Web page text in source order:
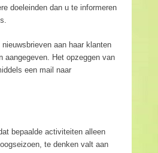
doeleinden dan u te informeren
aan haar klanten
aangegeven. Het opzeggen van
een mail naar
bepaalde activiteiten alleen
te denken valt aan